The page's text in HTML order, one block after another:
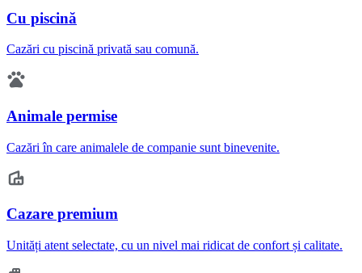
Cu piscină
Cazări cu piscină privată sau comună.
Animale permise
Cazări în care animalele de companie sunt binevenite.
Cazare premium
Unități atent selectate, cu un nivel mai ridicat de confort și calitate.